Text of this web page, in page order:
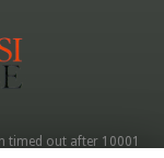
timed out after 10001